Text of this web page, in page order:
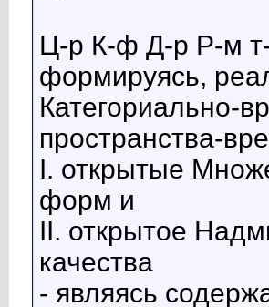
Ц-р К-ф Д-р Р-м
формируясь,
Категориально-
пространства-
I. открытые
форм и
II. открытое
качества
- являясь